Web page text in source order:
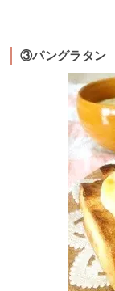
③パングラタン